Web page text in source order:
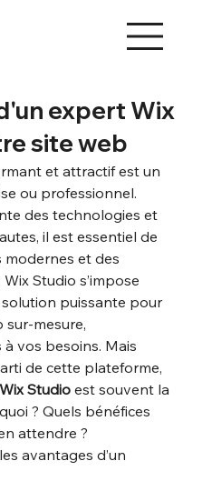
expert Wix
site web
et attractif est un
ou professionnel.
des technologies et
il est essentiel de
modernes et des
Studio s’impose
solution puissante pour
sur-mesure,
vos besoins. Mais
de cette plateforme,
Studio est souvent la
? Quels bénéfices
attendre ?
avantages d’un